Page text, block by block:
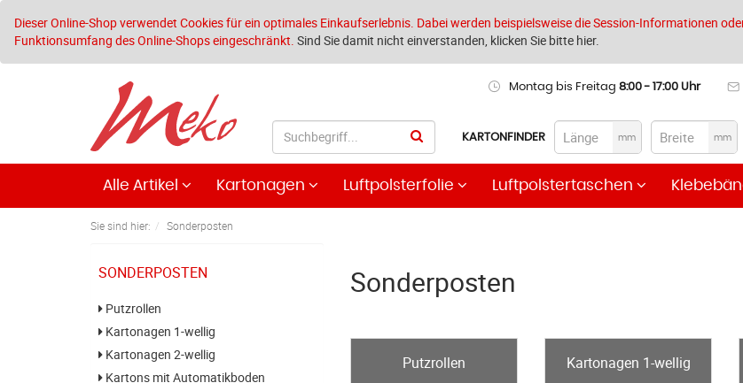
Dieser Online-Shop verwendet Cookies für ein optimales Einkaufserlebnis. Dabei werden beispielsweise die Session-Informationen
Funktionsumfang des Online-Shops eingeschränkt. Sind Sie damit nicht einverstanden, klicken Sie bitte hier.
Montag bis Freitag8:00 - 17:00 Uhr
KARTONFINDER mm mm
Alle Artikel Kartonagen Luftpolsterfolie Luftpolstertaschen
Sie sind hier: Sonderposten
SONDERPOSTEN
Putzrollen
Kartonagen 1-wellig
Kartonagen 2-wellig
Kartons mit Automatikboden
Sonderposten
Putzrollen Kartonagen 1-wellig